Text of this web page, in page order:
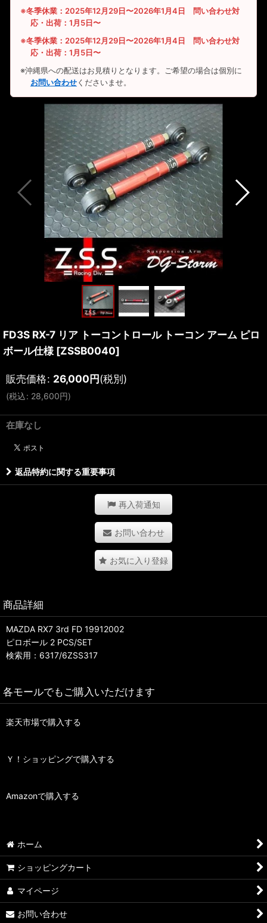
※冬季休業：2025年12月29日〜2026年1月4日 問い合わせ対
応・出荷：1月5日〜
※冬季休業：2025年12月29日〜2026年1月4日 問い合わせ対
応・出荷：1月5日〜
※沖縄県への配送はお見積りとなります。ご希望の場合は個別に
お問い合わせくださいませ。
FD3S RX-7 リア トーコントロール トーコン アーム ピロ
ボール仕様 [ZSSB0040]
販売価格: 26,000円(税別)
(税込: 28,600円)
在庫なし
返品特約に関する重要事項
再入荷通知
お問い合わせ
お気に入り登録
商品詳細
MAZDA RX7 3rd FD 19912002
ピロボール 2 PCS/SET
検索用：6317/6ZSS317
各モールでもご購入いただけます
楽天市場で購入する
Ｙ！ショッピングで購入する
Amazonで購入する
ホーム
ショッピングカート
マイページ
お問い合わせ